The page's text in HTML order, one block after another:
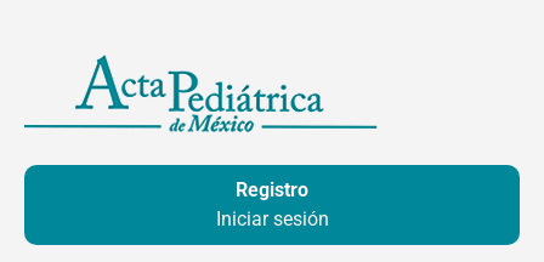
contenido
Registro
Iniciar sesión